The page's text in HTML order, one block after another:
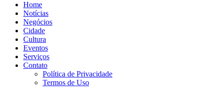
Home
Notícias
Negócios
Cidade
Cultura
Eventos
Serviços
Contato
Política de Privacidade
Termos de Uso